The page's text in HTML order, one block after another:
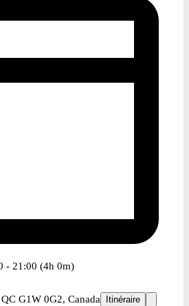
- 21:00 (4h 0m)
G1W 0G2, Canada Itinéraire